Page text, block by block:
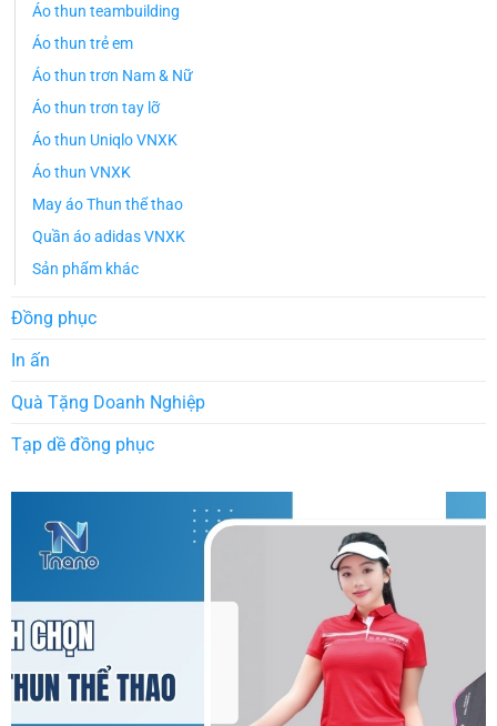
Áo thun teambuilding
Áo thun trẻ em
Áo thun trơn Nam & Nữ
Áo thun trơn tay lỡ
Áo thun Uniqlo VNXK
Áo thun VNXK
May áo Thun thể thao
Quần áo adidas VNXK
Sản phẩm khác
Đồng phục
In ấn
Quà Tặng Doanh Nghiệp
Tạp dề đồng phục